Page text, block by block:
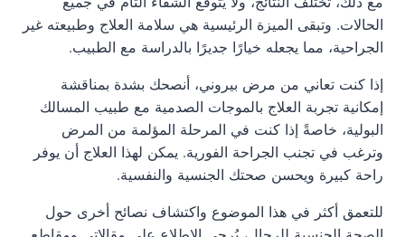
مع ذلك، تختلف النتائج، ولا يُتوقع الشفاء التام في جميع
الحالات. وتبقى الميزة الرئيسية هي سلامة العلاج وطبيعته غير
الجراحية، مما يجعله خيارًا جديرًا بالدراسة مع الطبيب.
إذا كنت تعاني من مرض بيروني، أنصحك بشدة بمناقشة
إمكانية تجربة العلاج بالموجات الصدمية مع طبيب المسالك
البولية، خاصةً إذا كنت في المرحلة المؤلمة من المرض
وترغب في تجنب الجراحة الفورية. يمكن لهذا العلاج أن يوفر
راحة كبيرة ويحسن صحتك الجنسية والنفسية.
للتعمق أكثر في هذا الموضوع واكتشاف نصائح أخرى حول